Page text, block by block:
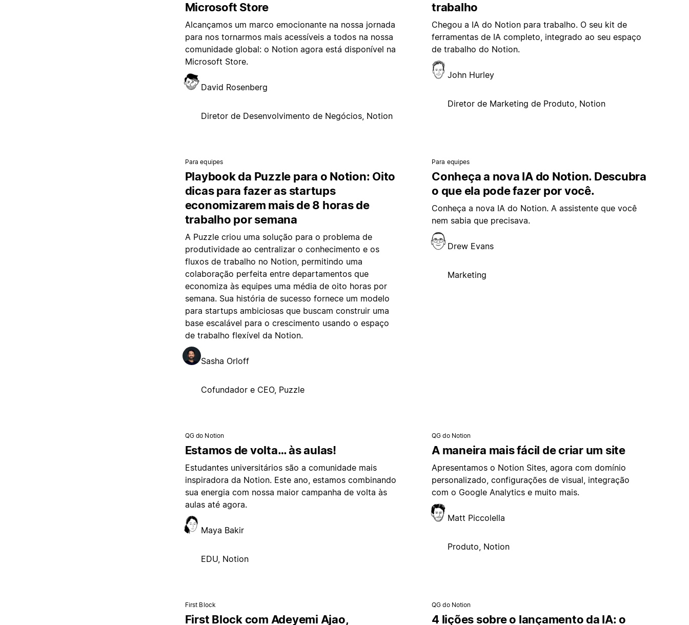
Microsoft Store
Alcançamos um marco emocionante na nossa jornada
para nos tornarmos mais acessíveis a todos na nossa
comunidade global: o Notion agora está disponível na
Microsoft Store.
David Rosenberg
Diretor de Desenvolvimento de Negócios, Notion
trabalho
Chegou a IA do Notion para trabalho. O seu kit de
ferramentas de IA completo, integrado ao seu espaço
de trabalho do Notion.
John Hurley
Diretor de Marketing de Produto, Notion
Para equipes
Playbook da Puzzle para o Notion: Oito
dicas para fazer as startups
economizarem mais de 8 horas de
trabalho por semana
A Puzzle criou uma solução para o problema de
produtividade ao centralizar o conhecimento e os
fluxos de trabalho no Notion, permitindo uma
colaboração perfeita entre departamentos que
economiza às equipes uma média de oito horas por
semana. Sua história de sucesso fornece um modelo
para startups ambiciosas que buscam construir uma
base escalável para o crescimento usando o espaço
de trabalho flexível da Notion.
Sasha Orloff
Cofundador e CEO, Puzzle
Para equipes
Conheça a nova IA do Notion. Descubra
o que ela pode fazer por você.
Conheça a nova IA do Notion. A assistente que você
nem sabia que precisava.
Drew Evans
Marketing
QG do Notion
Estamos de volta… às aulas!
Estudantes universitários são a comunidade mais
inspiradora da Notion. Este ano, estamos combinando
sua energia com nossa maior campanha de volta às
aulas até agora.
Maya Bakir
EDU, Notion
QG do Notion
A maneira mais fácil de criar um site
Apresentamos o Notion Sites, agora com domínio
personalizado, configurações de visual, integração
com o Google Analytics e muito mais.
Matt Piccolella
Produto, Notion
First Block
First Block com Adeyemi Ajao,
QG do Notion
4 lições sobre o lançamento da IA: o